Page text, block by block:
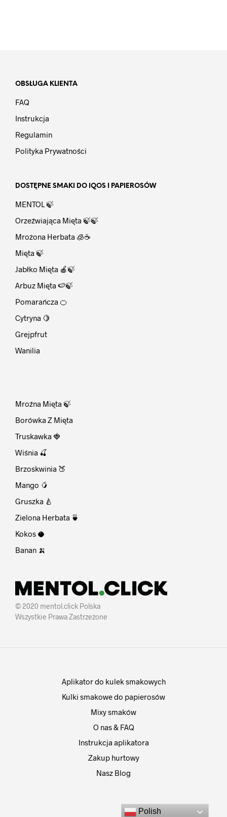
OBSŁUGA KLIENTA
FAQ
Instrukcja
Regulamin
Polityka Prywatności
DOSTĘPNE SMAKI DO IQOS I PAPIEROSÓW
MENTOL 🍃
Orzeźwiająca Mięta 🍃🍃
Mrożona Herbata 🧊☕
Mięta 🍃
Jabłko Mięta 🍎🍃
Arbuz Mięta 🍉🍃
Pomarańcza 🍊
Cytryna 🍋
Grejpfrut
Wanilia
Mroźna Mięta 🍃
Borówka Z Mięta
Truskawka 🍓
Wiśnia 🍒
Brzoskwinia 🍑
Mango 🥭
Gruszka 🍐
Zielona Herbata 🍵
Kokos 🥥
Banan 🍌
© 2020 mentol.click Polska
Wszystkie Prawa Zastrzeżone
Aplikator do kulek smakowych
Kulki smakowe do papierosów
Mixy smaków
O nas & FAQ
Instrukcja aplikatora
Zakup hurtowy
Nasz Blog
Polish